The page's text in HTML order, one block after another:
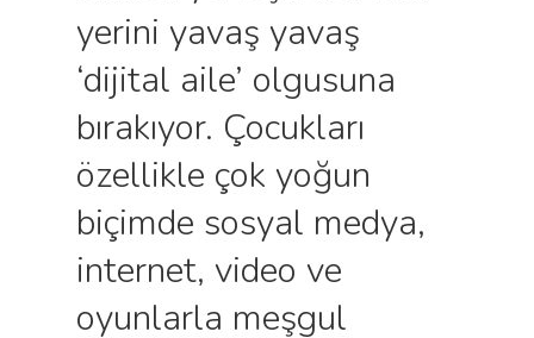
yerini yavaş yavaş
‘dijital aile’ olgusuna
bırakıyor. Çocukları
özellikle çok yoğun
biçimde sosyal medya,
internet, video ve
oyunlarla meşgul